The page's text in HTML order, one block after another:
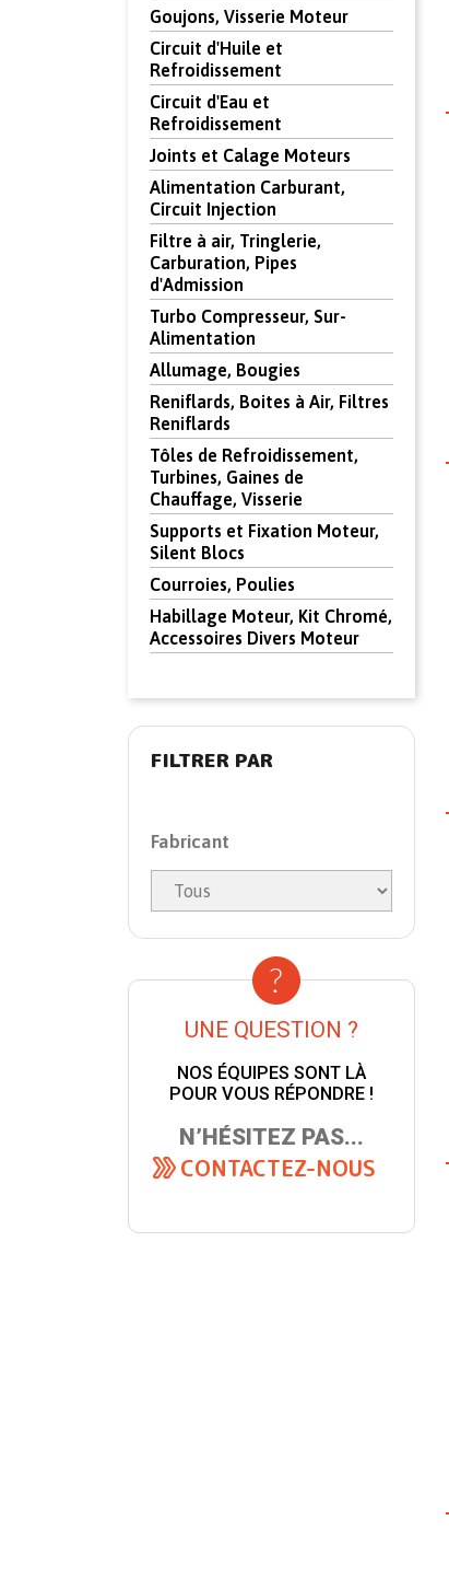
Goujons, Visserie Moteur
Circuit d'Huile et
Refroidissement
Circuit d'Eau et
Refroidissement
Joints et Calage Moteurs
Alimentation Carburant,
Circuit Injection
Filtre à air, Tringlerie,
Carburation, Pipes
d'Admission
Turbo Compresseur, Sur-
Alimentation
Allumage, Bougies
Reniflards, Boites à Air, Filtres
Reniflards
Tôles de Refroidissement,
Turbines, Gaines de
Chauffage, Visserie
Supports et Fixation Moteur,
Silent Blocs
Courroies, Poulies
Habillage Moteur, Kit Chromé,
Accessoires Divers Moteur
FILTRER PAR
Fabricant
UNE QUESTION ?
NOS ÉQUIPES SONT LÀ
POUR VOUS RÉPONDRE !
N’HÉSITEZ PAS...
CONTACTEZ-NOUS